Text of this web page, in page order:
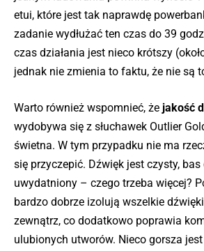
etui, które jest tak naprawdę
zadanie wydłużać ten czas do 39
czas działania jest nieco krótszy
jednak nie zmienia to faktu, że nie są
Warto również wspomnieć, że jakość
wydobywa się z słuchawek Outlier
świetna. W tym przypadku nie ma
się przyczepić. Dźwięk jest czysty, bas
uwydatniony – czego trzeba więcej?
bardzo dobrze izolują wszelkie
zewnątrz, co dodatkowo poprawia
ulubionych utworów. Nieco gorsza